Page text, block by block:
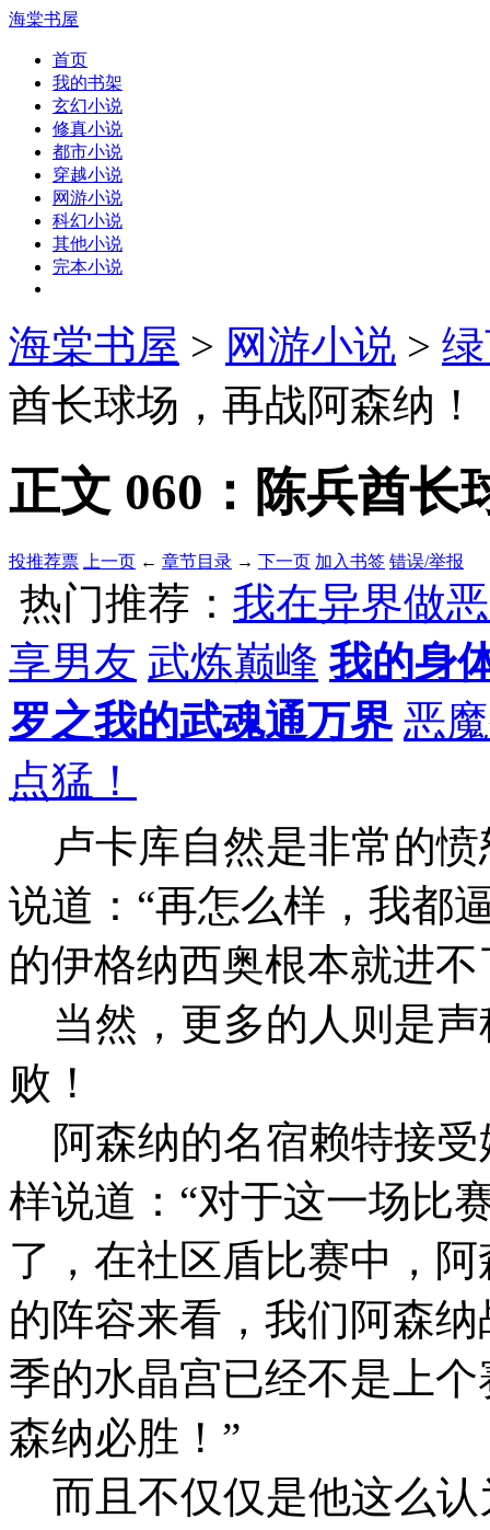
海棠书屋
首页
我的书架
玄幻小说
修真小说
都市小说
穿越小说
网游小说
科幻小说
其他小说
完本小说
海棠书屋 > 网游小说 >
酋长球场，再战阿森纳！
正文 060：陈兵酋长
投推荐票 上一页 ← 章节目录 → 下一页 加入书签 错误/举报
热门推荐： 我在异界做
享男友 武炼巅峰 我的身
罗之我的武魂通万界 恶
点猛！
卢卡库自然是非常的愤
说道：“再怎么样，我都
的伊格纳西奥根本就进不
当然，更多的人则是声
败！
阿森纳的名宿赖特接受
样说道：“对于这一场比
了，在社区盾比赛中，
的阵容来看，我们阿森
季的水晶宫已经不是上
森纳必胜！”
而且不仅仅是他这么认